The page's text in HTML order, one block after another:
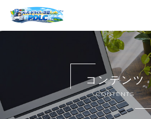
ホーム
当スクールについて
キャンペーン
料金表・コース
出張エリア
コンテンツ
CONTENTS